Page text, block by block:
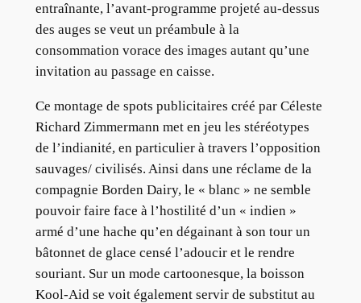
entraînante, l’avant-programme projeté au-dessus
des auges se veut un préambule à la
consommation vorace des images autant qu’une
invitation au passage en caisse.
Ce montage de spots publicitaires créé par Céleste
Richard Zimmermann met en jeu les stéréotypes
de l’indianité, en particulier à travers l’opposition
sauvages/ civilisés. Ainsi dans une réclame de la
compagnie Borden Dairy, le « blanc » ne semble
pouvoir faire face à l’hostilité d’un « indien »
armé d’une hache qu’en dégainant à son tour un
bâtonnet de glace censé l’adoucir et le rendre
souriant. Sur un mode cartoonesque, la boisson
Kool-Aid se voit également servir de substitut au